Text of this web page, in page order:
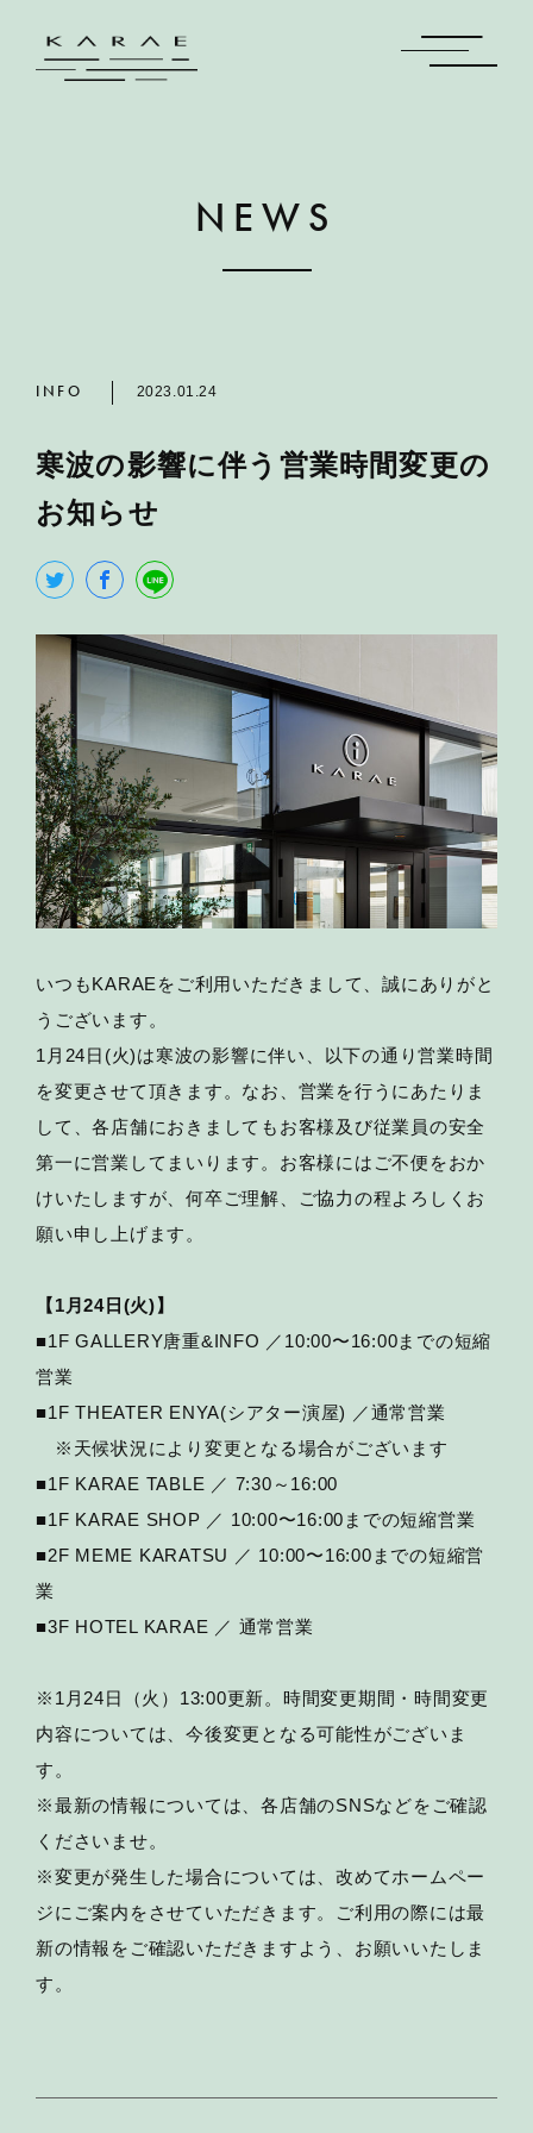
NEWS
INFO 2023.01.24
寒波の影響に伴う営業時間変更の
お知らせ
いつもKARAEをご利用いただきまして、誠にありがと
うございます。
1月24日(火)は寒波の影響に伴い、以下の通り営業時間
を変更させて頂きます。なお、営業を行うにあたりま
して、各店舗におきましてもお客様及び従業員の安全
第一に営業してまいります。お客様にはご不便をおか
けいたしますが、何卒ご理解、ご協力の程よろしくお
願い申し上げます。
【1月24日(火)】
■1F GALLERY唐重&INFO ／10:00〜16:00までの短縮
営業
■1F THEATER ENYA(シアター演屋) ／通常営業
※天候状況により変更となる場合がございます
■1F KARAE TABLE ／ 7:30～16:00
■1F KARAE SHOP ／ 10:00〜16:00までの短縮営業
■2F MEME KARATSU ／ 10:00〜16:00までの短縮営
業
■3F HOTEL KARAE ／ 通常営業
※1月24日（火）13:00更新。時間変更期間・時間変更
内容については、今後変更となる可能性がございま
す。
※最新の情報については、各店舗のSNSなどをご確認
くださいませ。
※変更が発生した場合については、改めてホームペー
ジにご案内をさせていただきます。ご利用の際には最
新の情報をご確認いただきますよう、お願いいたしま
す。